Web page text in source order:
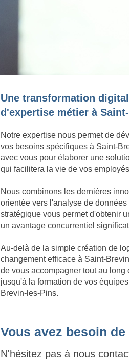
Une transformation
d'expertise métier à
Notre expertise nous permet de
vos besoins spécifiques à Saint-
avec vous pour élaborer une
qui facilitera la vie de vos
Nous combinons les dernières
orientée vers l'analyse de
stratégique vous permet d'obtenir
un avantage concurrentiel
Au-delà de la simple création de
changement efficace à Saint-
de vous accompagner tout au
jusqu'à la formation de vos
Brevin-les-Pins.
Vous avez besoin
N'hésitez pas à nous